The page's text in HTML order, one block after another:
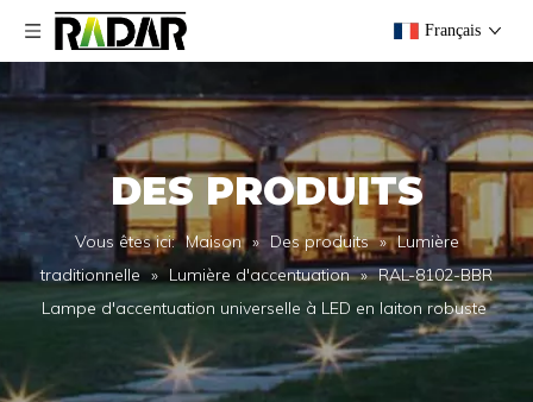
Français
DES PRODUITS
Vous êtes ici: Maison » Des produits » Lumière
traditionnelle » Lumière d'accentuation » RAL-8102-BBR
Lampe d'accentuation universelle à LED en laiton robuste